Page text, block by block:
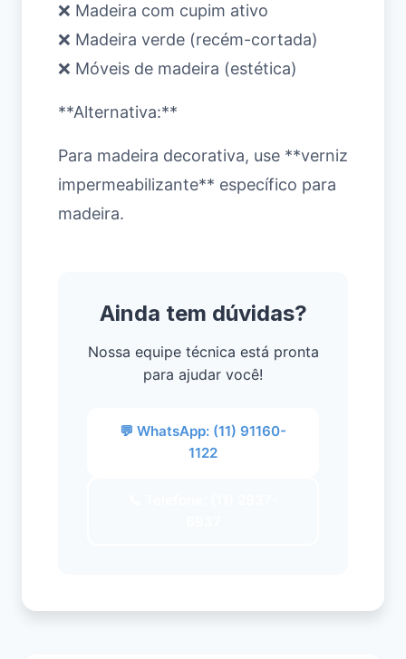
❌ Madeira com cupim ativo
❌ Madeira verde (recém-cortada)
❌ Móveis de madeira (estética)
**Alternativa:**
Para madeira decorativa, use **verniz
impermeabilizante** específico para
madeira.
Ainda tem dúvidas?
Nossa equipe técnica está pronta
para ajudar você!
💬 WhatsApp: (11) 91160-
1122